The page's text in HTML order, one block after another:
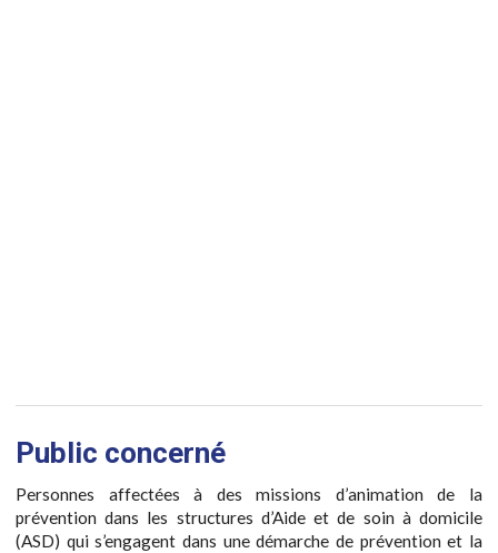
Public concerné
Personnes affectées à des missions d’animation de la
prévention dans les structures d’Aide et de soin à domicile
(ASD) qui s’engagent dans une démarche de prévention et la